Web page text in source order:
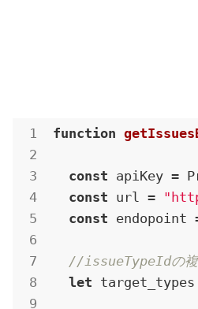
function
const apiKey =
const url =
const endopoint
//issueTypeIdの複
let